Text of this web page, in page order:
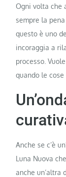
Ogni volta che
sempre la
questo è uno
incoraggia a
processo.
quando le
Anche se c’è
Luna Nuova
anche un’altra